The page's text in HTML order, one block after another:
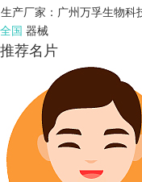
生产厂家：广州万孚生物科
全国 器械
推荐名片